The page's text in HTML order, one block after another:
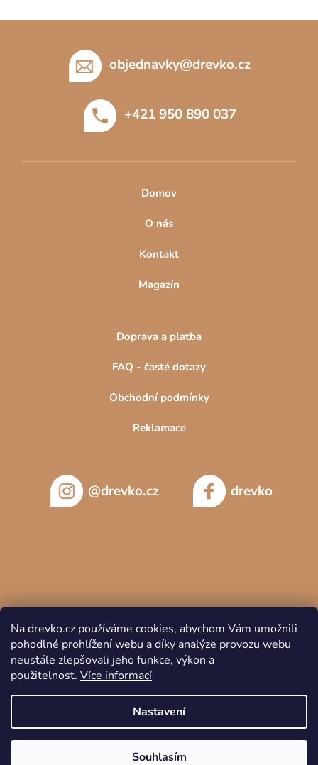
Na drevko.cz používáme cookies, abychom Vám umožnili
pohodlné prohlížení webu a díky analýze provozu webu
neustále zlepšovali jeho funkce, výkon a
použitelnost. Více informací
Nastavení
Souhlasím
objednavky@drevko.cz
+421 950 890 037
Domov
O nás
Kontakt
Magazín
Doprava a platba
FAQ - časté dotazy
Obchodní podmínky
Reklamace
@drevko.cz drevko